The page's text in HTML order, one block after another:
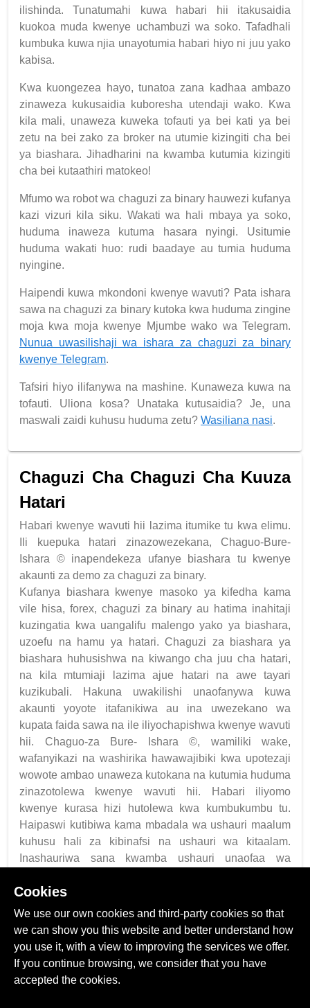
ilishinda. Tunatumahi kuwa habari hii itakusaidia
kuokoa muda kwenye uchambuzi wa soko. Tafadhali
kumbuka kuwa njia unayotumia habari hiyo ni juu yako
kabisa.
Kwa kuongezea hayo, tunatoa zana kadhaa ambazo
zinaweza kukusaidia kuboresha utendaji wako. Kwa
kila mali, unaweza kuweka tofauti ya bei kati ya bei
zetu na bei zako za broker na utumie kizingiti cha bei
ya biashara. Jihadharini na kwamba kutumia kizingiti
cha bei kutaathiri matokeo!
Mfumo wa robot wa chaguzi za binary hauwezi kufanya
kazi vizuri kila siku. Wakati wa hali mbaya ya soko,
huduma inaweza kutuma hasara nyingi. Usitumie
huduma wakati huo: rudi baadaye au tumia huduma
nyingine.
Haipendi kuwa mkondoni kwenye wavuti? Pata ishara
sawa na chaguzi za binary kutoka kwa huduma zingine
moja kwa moja kwenye Mjumbe wako wa Telegram.
Nunua uwasilishaji wa ishara za chaguzi za binary
kwenye Telegram.
Tafsiri hiyo ilifanywa na mashine. Kunaweza kuwa na
tofauti. Uliona kosa? Unataka kutusaidia? Je, una
maswali zaidi kuhusu huduma zetu? Wasiliana nasi.
Chaguzi Cha Chaguzi Cha Kuuza
Hatari
Habari kwenye wavuti hii lazima itumike tu kwa elimu.
Ili kuepuka hatari zinazowezekana, Chaguo-Bure-
Ishara © inapendekeza ufanye biashara tu kwenye
akaunti za demo za chaguzi za binary.
Kufanya biashara kwenye masoko ya kifedha kama
vile hisa, forex, chaguzi za binary au hatima inahitaji
kuzingatia kwa uangalifu malengo yako ya biashara,
uzoefu na hamu ya hatari. Chaguzi za biashara ya
biashara huhusishwa na kiwango cha juu cha hatari,
na kila mtumiaji lazima ajue hatari na awe tayari
kuzikubali. Hakuna uwakilishi unaofanywa kuwa
akaunti yoyote itafanikiwa au ina uwezekano wa
kupata faida sawa na ile iliyochapishwa kwenye wavuti
hii. Chaguo-za Bure- Ishara ©, wamiliki wake,
wafanyikazi na washirika hawawajibiki kwa upotezaji
wowote ambao unaweza kutokana na kutumia huduma
zinazotolewa kwenye wavuti hii. Habari iliyomo
kwenye kurasa hizi hutolewa kwa kumbukumbu tu.
Haipaswi kutibiwa kama mbadala wa ushauri maalum
kuhusu hali za kibinafsi na ushauri wa kitaalam.
Inashauriwa sana kwamba ushauri unaofaa wa
Nimesoma, nimeelewa na kukubaliana na
ufichuzi wa hatari
Nimesoma, nimeelewa na kukubaliana na
Sheria na Masharti
Cookies
We use our own cookies and third-party cookies so that
we can show you this website and better understand how
you use it, with a view to improving the services we offer.
If you continue browsing, we consider that you have
accepted the cookies.